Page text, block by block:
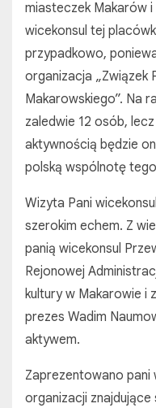
miasteczek Makarów
wicekonsul tej
przypadkowo,
organizacja „Związek
Makarowskiego”. Na
zaledwie 12 osób,
aktywnością będzie
polską wspólnotę
Wizyta Pani
szerokim echem. Z
panią wicekonsul
Rejonowej
kultury w Makarowie i
prezes Wadim
aktywem.
Zaprezentowano pani
organizacji